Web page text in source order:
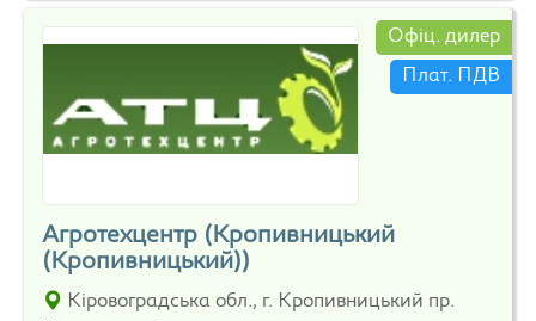
Агротехцентр (Кропивницький
(Кропивницький))
Кіровоградська обл., г. Кропивницький пр.
Офіц. дилер
Плат. ПДВ